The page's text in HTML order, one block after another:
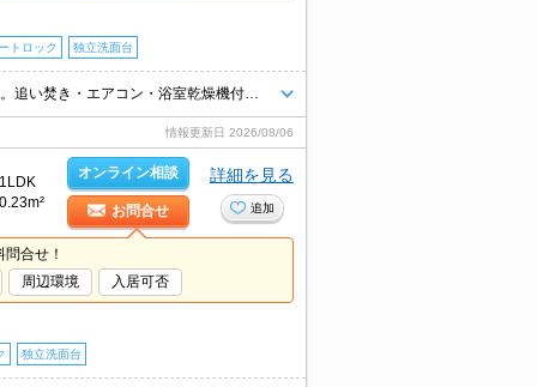
トロック 独立洗面台
情報更新日 2026/08/06
オンライン相談
お問合せ
詳細を見る
追加
合せ！
周辺環境
入居可否
独立洗面台